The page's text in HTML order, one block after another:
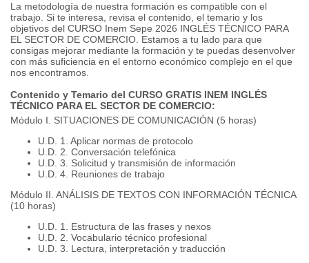
La metodología de nuestra formación es compatible con el
trabajo. Si te interesa, revisa el contenido, el temario y los
objetivos del CURSO Inem Sepe 2026 INGLÉS TÉCNICO PARA
EL SECTOR DE COMERCIO. Estamos a tu lado para que
consigas mejorar mediante la formación y te puedas desenvolver
con más suficiencia en el entorno económico complejo en el que
nos encontramos.
Contenido y Temario del CURSO GRATIS INEM INGLÉS
TÉCNICO PARA EL SECTOR DE COMERCIO:
Módulo I. SITUACIONES DE COMUNICACIÓN (5 horas)
U.D. 1. Aplicar normas de protocolo
U.D. 2. Conversación telefónica
U.D. 3. Solicitud y transmisión de información
U.D. 4. Reuniones de trabajo
Módulo II. ANÁLISIS DE TEXTOS CON INFORMACIÓN TÉCNICA
(10 horas)
U.D. 1. Estructura de las frases y nexos
U.D. 2. Vocabulario técnico profesional
U.D. 3. Lectura, interpretación y traducción